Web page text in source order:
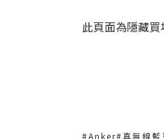
此頁面為隱藏
#Anker#真無線